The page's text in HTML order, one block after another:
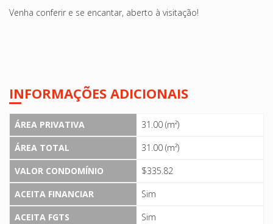
Venha conferir e se encantar, aberto à visitação!
INFORMAÇÕES ADICIONAIS
ÁREA PRIVATIVA
31.00 (m²)
ÁREA TOTAL
31.00 (m²)
VALOR CONDOMÍNIO
$335.82
ACEITA FINANCIAR
Sim
ACEITA FGTS
Sim